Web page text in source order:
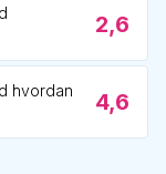
2,6
hvordan
4,6